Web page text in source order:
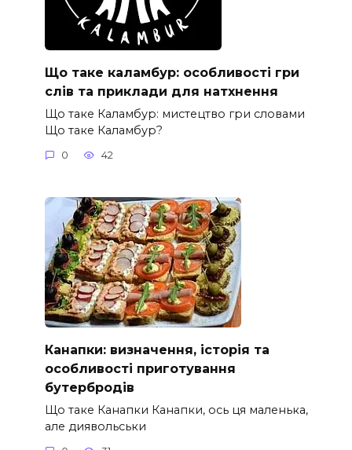
Що таке каламбур: особливості гри
слів та приклади для натхнення
Що таке Каламбур: мистецтво гри словами
Що таке Каламбур?
0 42
Канапки: визначення, історія та
особливості приготування
бутербродів
Що таке Канапки Канапки, ось ця маленька,
але диявольськи